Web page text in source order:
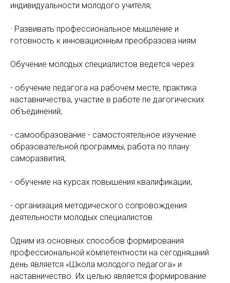
индивидуальности молодого учителя;
· Развивать профессиональное мышление и
готовность к инновационным преобразова ниям.
Обучение молодых специалистов ведется через:
- обучение педагога на рабочем месте, практика
наставничества, участие в работе пе дагогических
объединений;
- самообразование - самостоятельное изучение
образовательной программы, работа по плану
саморазвития;
- обучение на курсах повышения квалификации;
- организация методического сопровождения
деятельности молодых специалистов.
Одним из основных способов формирования
профессиональной компетентности на сегодняшний
день является «Школа молодого педагога» и
наставничество. Их целью является формирование